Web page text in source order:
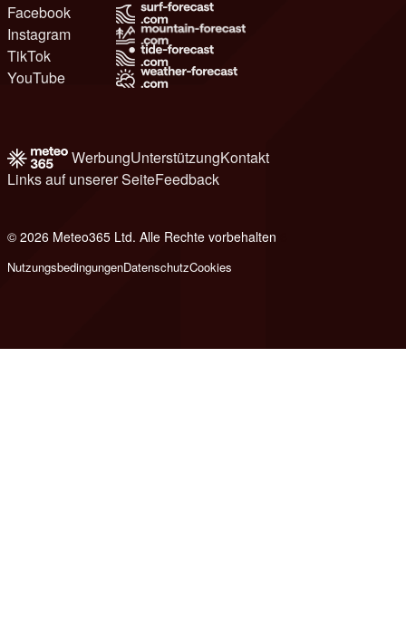
Facebook
Instagram
TikTok
YouTube
WerbungUnterstützungKontakt
Links auf unserer SeiteFeedback
© 2026 Meteo365 Ltd. Alle Rechte vorbehalten
NutzungsbedingungenDatenschutzCookies